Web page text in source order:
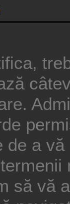
de a
să vă